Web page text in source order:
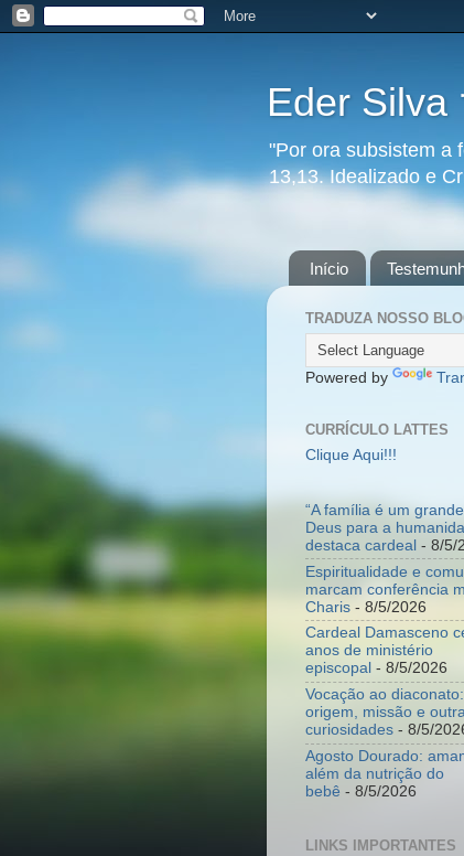
Eder Silva
"Por ora subsistem a
13,13. Idealizado e
Início
TRADUZA NOSSO
Powered by
CURRÍCULO LATTES
Clique Aqui!!!
“A família é um
Deus para a
destaca cardeal - 8/5/
Espiritualidade e
marcam conferência
Charis - 8/5/2026
Cardeal Damasceno
anos de ministério
episcopal - 8/5/2026
Vocação ao
origem, missão e
curiosidades - 8/5/
Agosto Dourado:
além da nutrição do
bebê - 8/5/2026
LINKS IMPORTANTES